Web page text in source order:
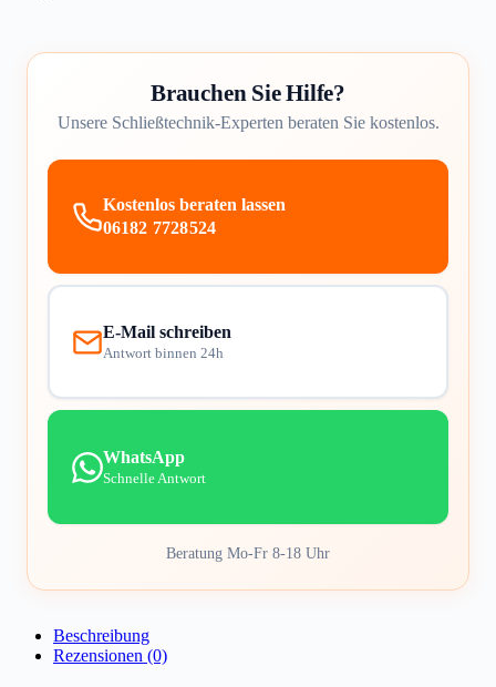
Brauchen Sie Hilfe?
Unsere Schließtechnik-Experten beraten Sie kostenlos.
Kostenlos beraten lassen
06182 7728524
E-Mail schreiben
Antwort binnen 24h
WhatsApp
Schnelle Antwort
Beratung Mo-Fr 8-18 Uhr
Beschreibung
Rezensionen (0)